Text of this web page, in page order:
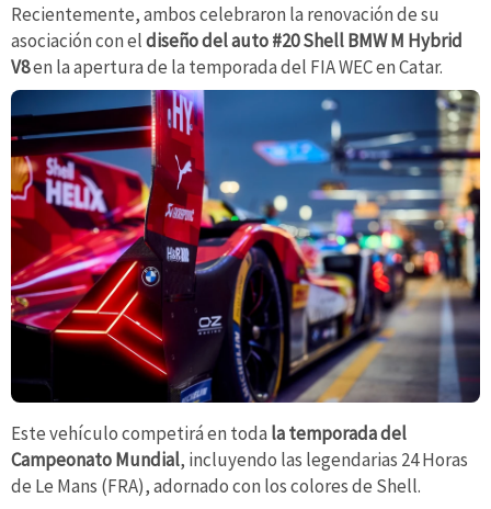
Recientemente, ambos celebraron la renovación de su
asociación con eldiseño del auto #20 Shell BMW M Hybrid
V8en la apertura de la temporada del FIA WEC en Catar.
Este vehículo competirá en toda la temporada del
Campeonato Mundial, incluyendo las legendarias 24 Horas
de Le Mans (FRA), adornado con los colores de Shell.